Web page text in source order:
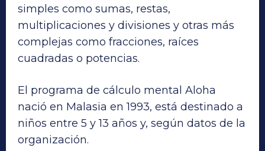
simples como sumas, restas,
multiplicaciones y divisiones y otras más
complejas como fracciones, raíces
cuadradas o potencias.
El programa de cálculo mental Aloha
nació en Malasia en 1993, está destinado a
niños entre 5 y 13 años y, según datos de la
organización.